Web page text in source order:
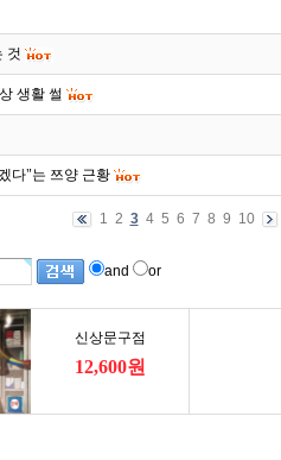
것
생활 썰
다"는 쯔양 근황
1 2 3 4 5 6 7 8 9 10
and or